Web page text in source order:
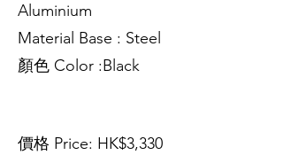
Aluminium
Material Base : Steel
顏色 Color :Black
價格 Price: HK$3,330